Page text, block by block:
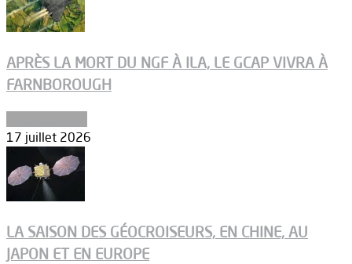
APRÈS LA MORT DU NGF À ILA, LE GCAP VIVRA À
FARNBOROUGH
17 juillet 2026
LA SAISON DES GÉOCROISEURS, EN CHINE, AU
JAPON ET EN EUROPE